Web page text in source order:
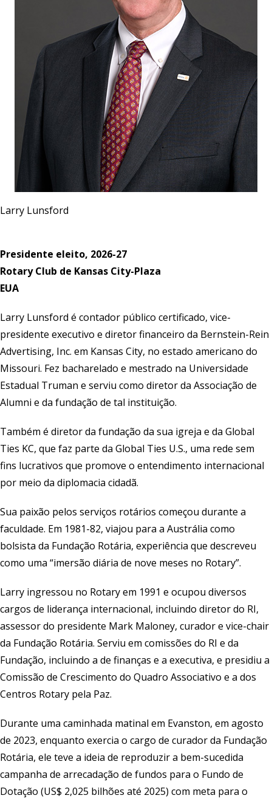
Larry Lunsford
Presidente eleito, 2026-27
Rotary Club de Kansas City-Plaza
EUA
Larry Lunsford é contador público certificado, vice-
presidente executivo e diretor financeiro da Bernstein-Rein
Advertising, Inc. em Kansas City, no estado americano do
Missouri. Fez bacharelado e mestrado na Universidade
Estadual Truman e serviu como diretor da Associação de
Alumni e da fundação de tal instituição.
Também é diretor da fundação da sua igreja e da Global
Ties KC, que faz parte da Global Ties U.S., uma rede sem
fins lucrativos que promove o entendimento internacional
por meio da diplomacia cidadã.
Sua paixão pelos serviços rotários começou durante a
faculdade. Em 1981-82, viajou para a Austrália como
bolsista da Fundação Rotária, experiência que descreveu
como uma “imersão diária de nove meses no Rotary”.
Larry ingressou no Rotary em 1991 e ocupou diversos
cargos de liderança internacional, incluindo diretor do RI,
assessor do presidente Mark Maloney, curador e vice-chair
da Fundação Rotária. Serviu em comissões do RI e da
Fundação, incluindo a de finanças e a executiva, e presidiu a
Comissão de Crescimento do Quadro Associativo e a dos
Centros Rotary pela Paz.
Durante uma caminhada matinal em Evanston, em agosto
de 2023, enquanto exercia o cargo de curador da Fundação
Rotária, ele teve a ideia de reproduzir a bem-sucedida
campanha de arrecadação de fundos para o Fundo de
Dotação (US$ 2,025 bilhões até 2025) com meta para o